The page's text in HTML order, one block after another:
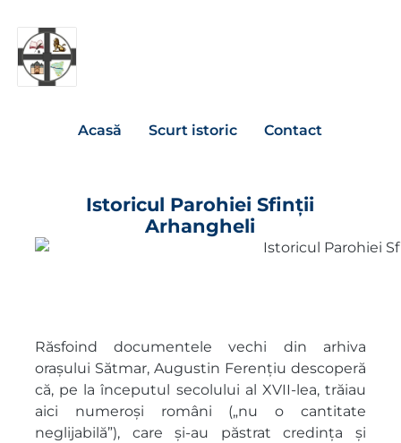
Acasă Scurt istoric Contact
Istoricul Parohiei Sfinții
Arhangheli
Răsfoind documentele vechi din arhiva
orașului Sătmar, Augustin Ferențiu descoperă
că, pe la începutul secolului al XVII-lea, trăiau
aici numeroși români („nu o cantitate
neglijabilă”), care și-au păstrat credința și